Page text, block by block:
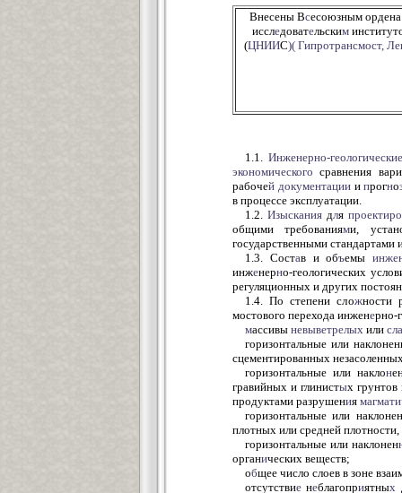
Внесены Всесоюзным ордена
исследовательским
(ЦНИИС)( Гипротрансмост,
1.1. Инженерно-геологические
экономического сравнения
рабочей документацииипрогно
в процессе эксплуатации.
1.2.Изыскания для
общими требованиями,
государственными
1.3. Состав и объемы
инженерно-геологических
регуляционных и других
1.4. По степени сложности
мостового перехода инженерно-
массивы невыветрелых или
горизонтальные или
сцементированных
горизонтальные или наклон
гравийных и глинистых грунтов
продуктами разрушения
горизонтальные или
плотных или средней
горизонтальные или наклонен
органических веществ;
общее число слоев в зоне
отсутствие неблагоприятных